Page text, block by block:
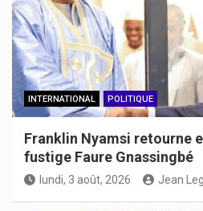
INTERNATIONAL POLITIQUE
Franklin Nyamsi retourne
fustige Faure Gnassingbé
lundi, 3 août, 2026 Jean